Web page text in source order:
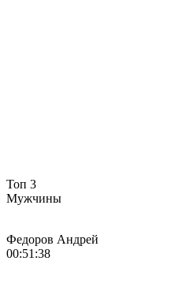
Топ 3
Мужчины
Федоров Андрей
00:51:38